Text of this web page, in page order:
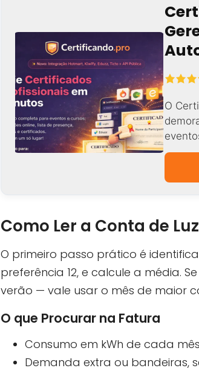
O
Como Ler a Conta de
O primeiro passo prático é
preferência 12, e calcule a média.
verão — vale usar o mês de maior
O que Procurar na Fatura
Consumo em kWh de cada
Demanda extra ou bandeiras,